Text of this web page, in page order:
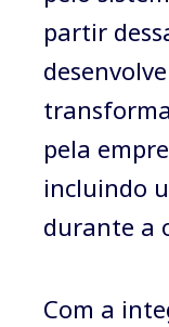
partir
pela
incluindo
durante a
Com a